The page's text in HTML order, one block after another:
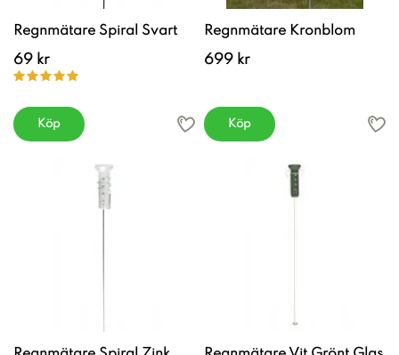
Regnmätare Spiral Svart
69 kr
Köp
Regnmätare Kronblom
699 kr
Köp